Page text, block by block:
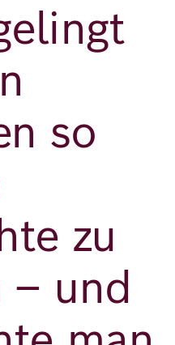
so
zu
– und